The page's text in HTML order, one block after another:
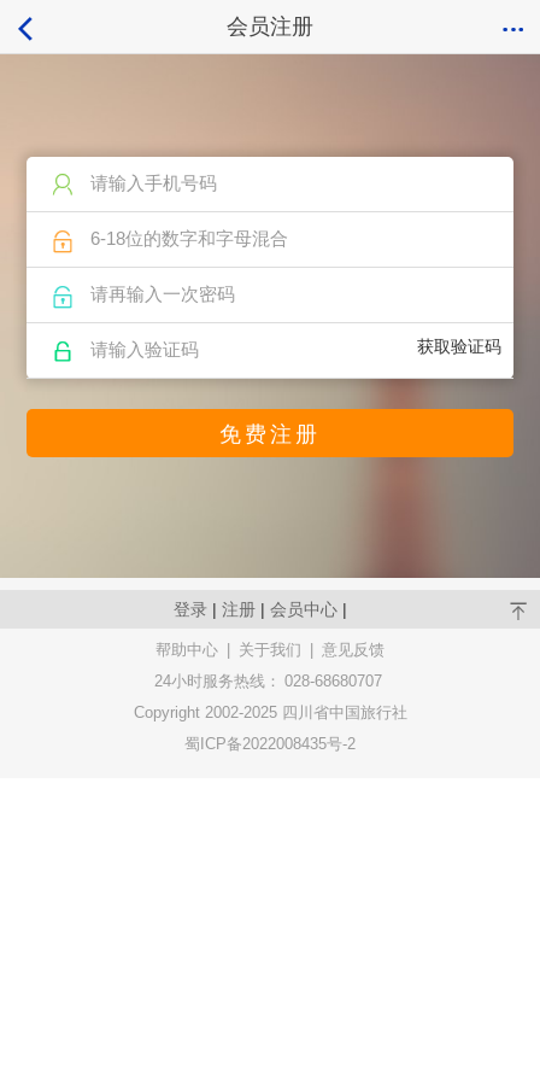
会员注册
获取验证码
免费注册
登录 | 注册 | 会员中心 |
帮助中心 关于我们
意见反馈
24小时服务热线： 028-68680707
Copyright 2002-2025 四川省中国旅行社
蜀ICP备2022008435号-2